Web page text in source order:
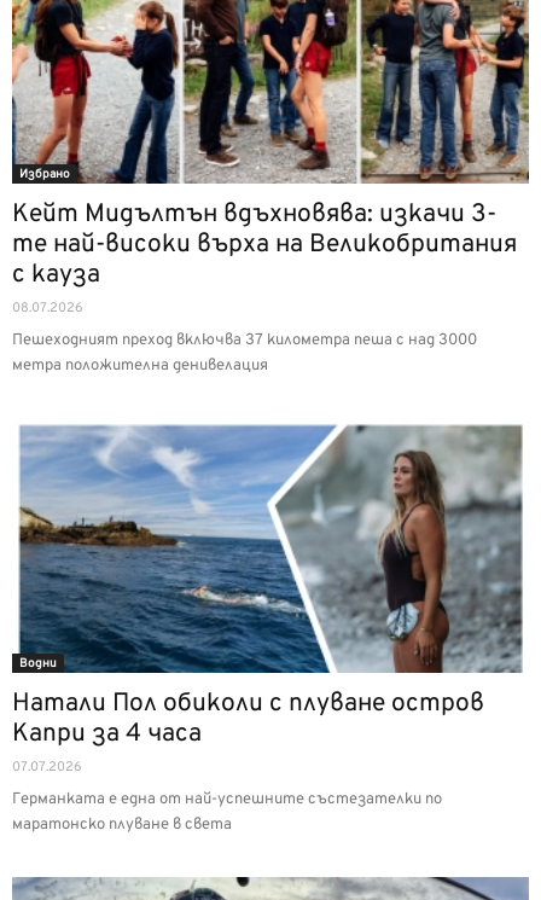
Избрано
Кейт Мидълтън вдъхновява: изкачи 3-
те най-високи върха на Великобритания
с кауза
08.07.2026
Пешеходният преход включва 37 километра пеша с над 3000
метра положителна денивелация
Водни
Натали Пол обиколи с плуване остров
Капри за 4 часа
07.07.2026
Германката е една от най-успешните състезателки по
маратонско плуване в света